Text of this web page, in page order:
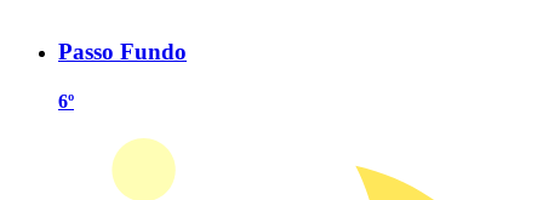
Passo Fundo
6º